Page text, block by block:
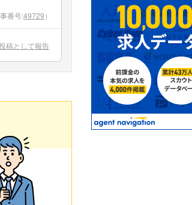
事番号:49729）
稿として報告